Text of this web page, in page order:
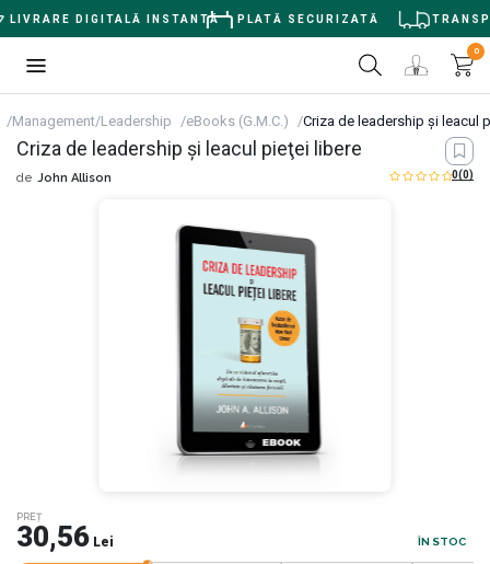
DIGITALĂ INSTANTĂ PLATĂ SECURIZATĂ
0
Management/Leadership eBooks (G.M.C.) Criza de leadership şi leacul
Criza de leadership şi leacul pieţei libere
de John Allison 0(0)
PREȚ
30,56 Lei ÎN STOC